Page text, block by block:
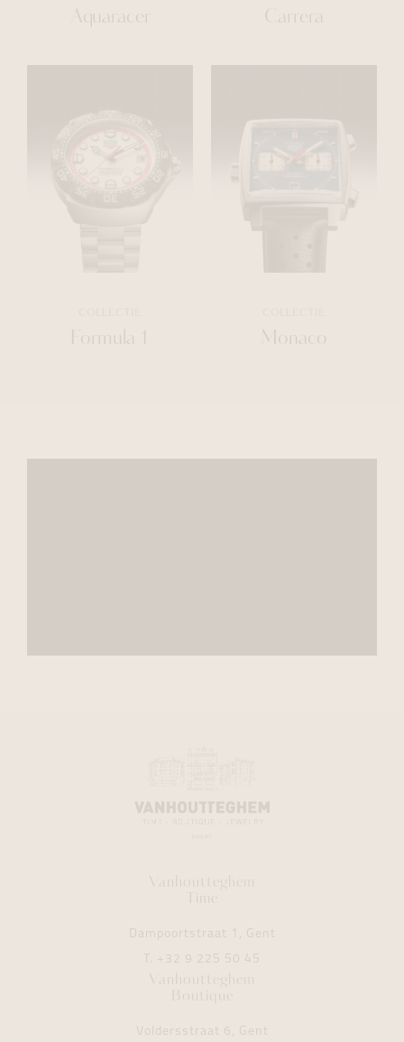
Aquaracer Carrera
Formula 1 Monaco
Vanhoutteghem
Time
Dampoortstraat 1, Gent
T. +32 9 225 50 45
Vanhoutteghem
Boutique
Voldersstraat 6, Gent